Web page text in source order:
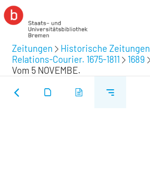
Zeitungen Historische Zeitungen
Relations-Courier. 1675-1811
1689
Vom 5 NOVEMBE.